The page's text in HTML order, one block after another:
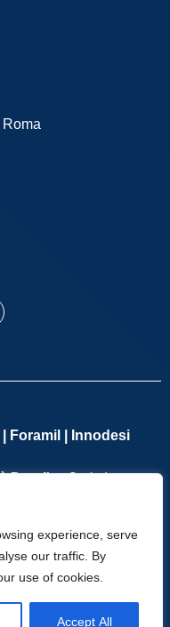
experience, serve
our traffic. By
use of cookies.
Accept All
Foramil | Innodesi
Benefit– Società con
n. 1276114 – Registro
– Cap. Soc. €
– All Rights Reserved.